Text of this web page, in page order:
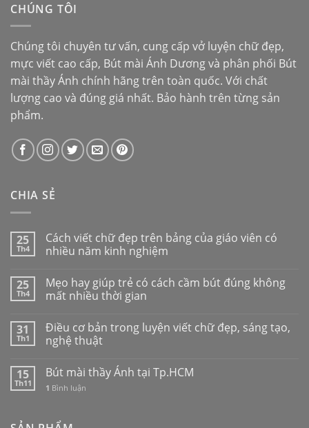
CHÚNG TÔI
Chúng tôi chuyên tư vấn, cung cấp vở luyện chữ đẹp,
mực viết cao cấp, Bút mài Ánh Dươngvà phân phối Bút
mài thầy Ánh chính hãng trên toàn quốc. Với chất
lượng cao và đúng giá nhất. Bảo hành trên từng sản
phẩm.
CHIA SẺ
25
Th4
Cách viết chữ đẹp trên bảng của giáo viên có
nhiều năm kinh nghiệm
25
Th4
Mẹo hay giúp trẻ có cách cầm bút đúng không
mất nhiều thời gian
31
Th1
Điều cơ bản trong luyện viết chữ đẹp, sáng tạo,
nghệ thuật
15
Th11
Bút mài thầy Ánh tại Tp.HCM
1 Bình luận